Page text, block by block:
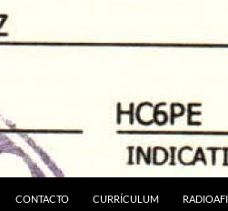
CONTACTO CURRÍCULUM